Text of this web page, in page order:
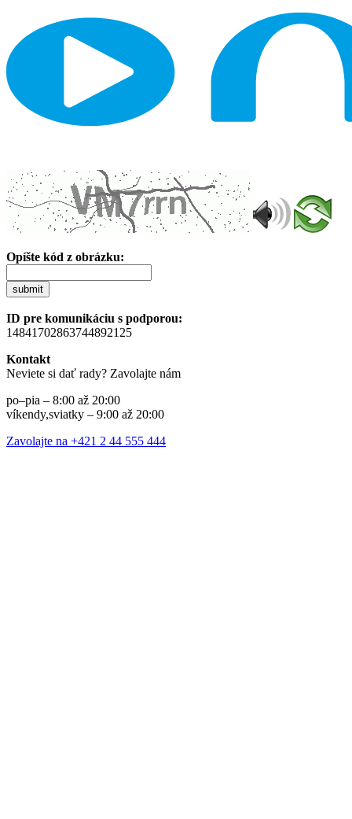
Opíšte kód z obrázku:
submit
ID pre komunikáciu s podporou:
14841702863744892125
Kontakt
Neviete si dať rady? Zavolajte nám
po–pia – 8:00 až 20:00
víkendy,sviatky – 9:00 až 20:00
Zavolajte na +421 2 44 555 444